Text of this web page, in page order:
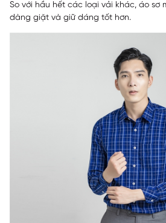
So với hầu hết các loại vải khác, áo sơ
dàng giặt và giữ dáng tốt hơn.